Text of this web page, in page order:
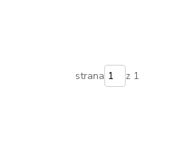
strana z 1